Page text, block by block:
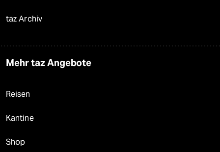
taz Archiv
Mehr taz Angebote
Reisen
Kantine
Shop